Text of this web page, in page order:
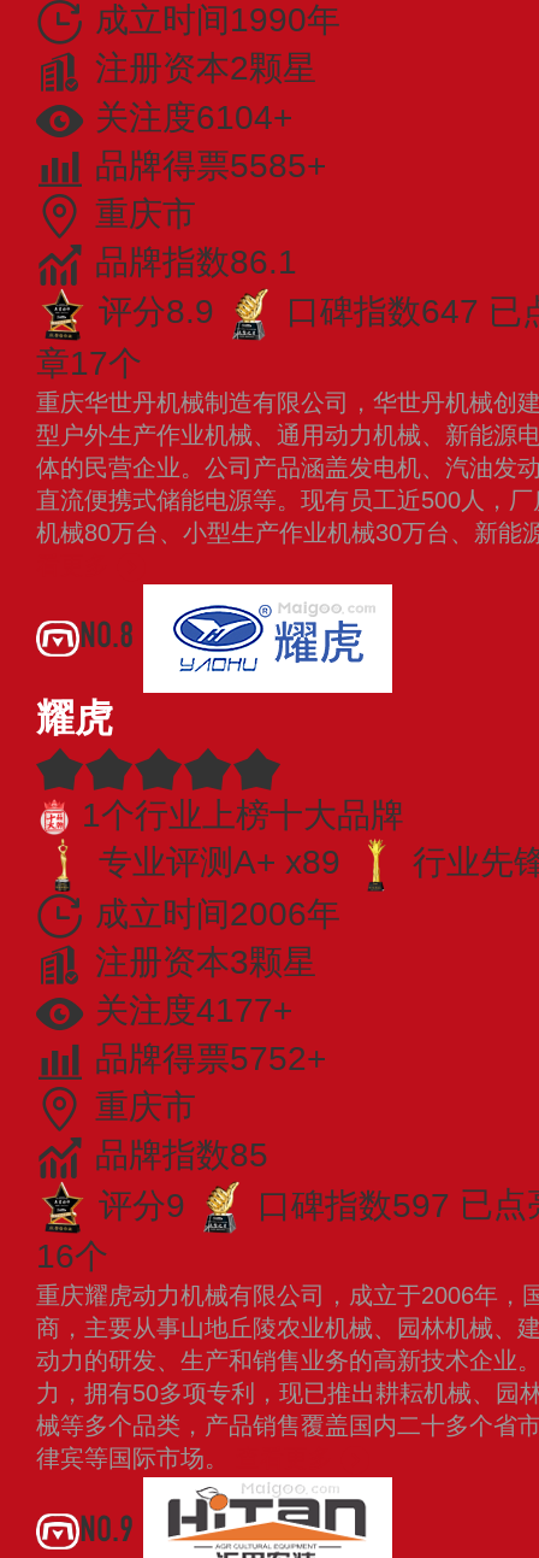
成立时间1990年
注册资本2颗星
关注度6104+
品牌得票5585+
重庆市
品牌指数86.1
评分8.9
口碑指数647 已
章17个
重庆华世丹机械制造有限公司，华世丹机械创
型户外生产作业机械、通用动力机械、新能源
体的民营企业。公司产品涵盖发电机、汽油发
直流便携式储能电源等。现有员工近500人，
机械80万台、小型生产作业机械30万台、新能
NO.8
耀虎
1个行业上榜十大品牌
专业评测A+ x89
行业先
成立时间2006年
注册资本3颗星
关注度4177+
品牌得票5752+
重庆市
品牌指数85
评分9
口碑指数597 已点
16个
重庆耀虎动力机械有限公司，成立于2006年，
商，主要从事山地丘陵农业机械、园林机械、
动力的研发、生产和销售业务的高新技术企业
力，拥有50多项专利，现已推出耕耘机械、园
械等多个品类，产品销售覆盖国内二十多个省
律宾等国际市场。
NO.9